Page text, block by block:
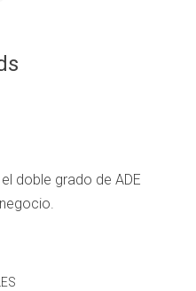
doble grado de ADE